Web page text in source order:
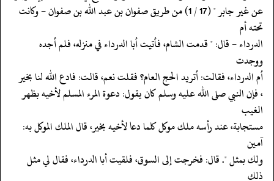
‏‏‏‏عن غير جابر " (17 / 1) من طريق صفوان بن عبد الله بن صفوان - وكانت
تحته أم
‏‏‏‏الدرداء - قال: " قدمت الشام، فأتيت أبا الدرداء في منزله، فلم أجده
ووجدت
‏‏‏‏أم الدرداء، فقالت: أتريد الحج العام؟ فقلت نعم، قالت: فادع الله لنا بخير
‏‏‏‏، فإن النبي صلى الله عليه وسلم كان يقول: دعوة المرء المسلم لأخيه بظهر
الغيب
‏‏‏‏مستجابة، عند رأسه ملك موكل كلما دعا لأخيه بخير، قال الملك الموكل به:
آمين
‏‏‏‏ولك بمثل ". قال: فخرجت إلى السوق، فلقيت أبا الدرداء، فقال لي مثل
ذلك